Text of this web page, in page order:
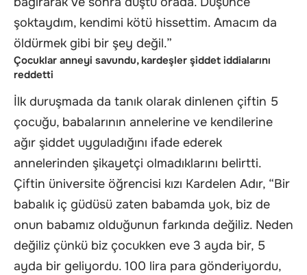
şoktaydım, kendimi kötü hissettim. Amacım da
öldürmek gibi bir şey değil.”
Çocuklar anneyi savundu, kardeşler şiddet iddialarını
reddetti
İlk duruşmada da tanık olarak dinlenen çiftin 5
çocuğu, babalarının annelerine ve kendilerine
ağır şiddet uyguladığını ifade ederek
annelerinden şikayetçi olmadıklarını belirtti.
Çiftin üniversite öğrencisi kızı Kardelen Adır, “Bir
babalık iç güdüsü zaten babamda yok, biz de
onun babamız olduğunun farkında değiliz. Neden
değiliz çünkü biz çocukken eve 3 ayda bir, 5
ayda bir geliyordu. 100 lira para gönderiyordu,